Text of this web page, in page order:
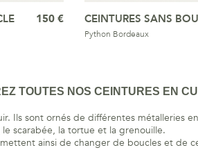
150 € CEINTURES SANS
Python Bordeaux
TOUTES NOS CEINTURES EN
Ils sont ornés de différentes métalleries
scarabée, la tortue et la grenouille.
ainsi de changer de boucles et de